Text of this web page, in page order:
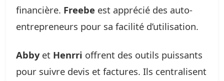
financière. Freebe est apprécié des auto-
entrepreneurs pour sa facilité d’utilisation.
Abbyet Henrri offrent des outils puissants
pour suivre devis et factures. Ils centralisent